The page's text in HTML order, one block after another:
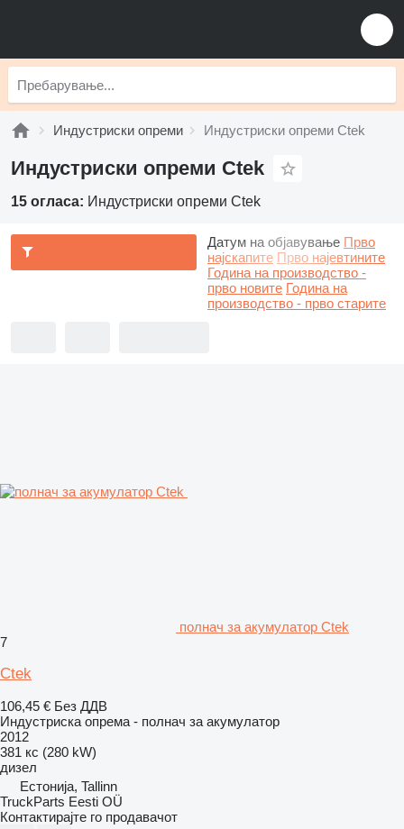
Индустриски опреми Индустриски опреми Ctek
Индустриски опреми Ctek
15 огласа: Индустриски опреми Ctek
Датум на објавување Прво
најскапите Прво најевтините
Година на производство -
прво новите Година на
производство - прво старите
полнач за акумулатор Ctek
7
Ctek
106,45 € Без ДДВ
Индустриска опрема - полнач за акумулатор
2012
381 кс (280 kW)
дизел
Естонија, Tallinn
TruckParts Eesti OÜ
Контактирајте го продавачот